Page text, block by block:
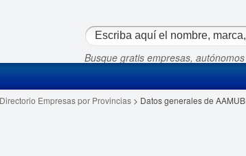
Busque gratis empresas,
Directorio Empresas por Provincias> Datos generales de